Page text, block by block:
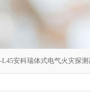
L45安科瑞体式电气火灾探